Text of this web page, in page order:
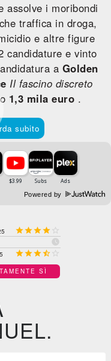
assolve i moribondi
traffica in droga,
e altre figure
candidature e vinto
a Golden
Il fascino discreto
1,3 mila euro .
subito
Powered by
 

 
SÌ